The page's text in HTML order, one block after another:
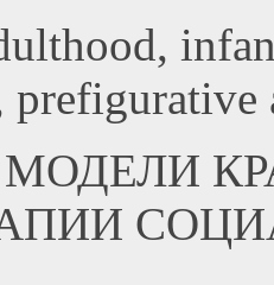
prefigurative
МОДЕЛИ